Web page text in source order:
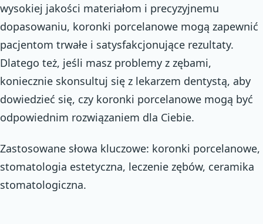
wysokiej jakości materiałom i precyzyjnemu
dopasowaniu, koronki porcelanowe mogą zapewnić
pacjentom trwałe i satysfakcjonujące rezultaty.
Dlatego też, jeśli masz problemy z zębami,
koniecznie skonsultuj się z lekarzem dentystą, aby
dowiedzieć się, czy koronki porcelanowe mogą być
odpowiednim rozwiązaniem dla Ciebie.
Zastosowane słowa kluczowe: koronki porcelanowe,
stomatologia estetyczna, leczenie zębów, ceramika
stomatologiczna.